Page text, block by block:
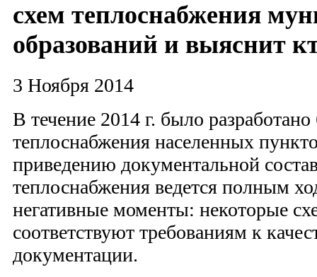
схем теплоснабжения
образований и выяснит
3 Ноября 2014
В течение 2014 г. было
теплоснабжения населенных
приведению документальной
теплоснабжения ведется полным
негативные моменты: некоторые
соответствуют требованиям к
документации.